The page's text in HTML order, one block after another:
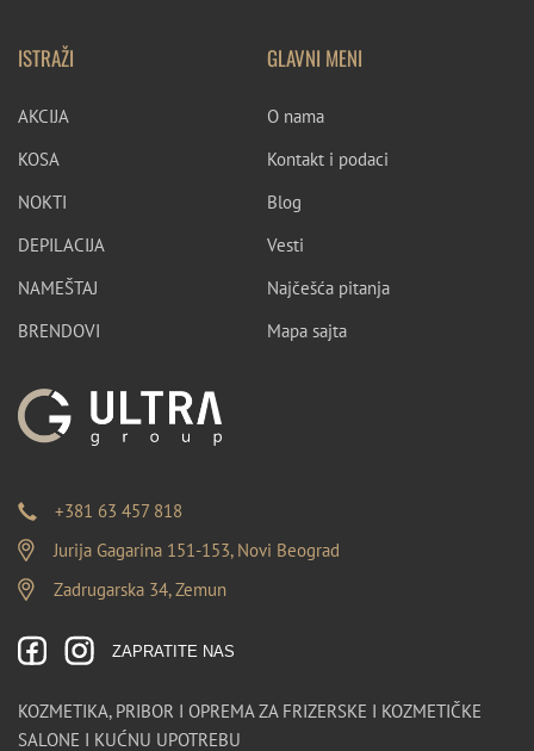
ISTRAŽI
AKCIJA
KOSA
NOKTI
DEPILACIJA
NAMEŠTAJ
BRENDOVI
GLAVNI MENI
O nama
Kontakt i podaci
Blog
Vesti
Najčešća pitanja
Mapa sajta
+381 63 457 818
Jurija Gagarina 151-153, Novi Beograd
Zadrugarska 34, Zemun
ZAPRATITE NAS
KOZMETIKA, PRIBOR I OPREMA ZA FRIZERSKE I KOZMETIČKE
SALONE I KUĆNU UPOTREBU